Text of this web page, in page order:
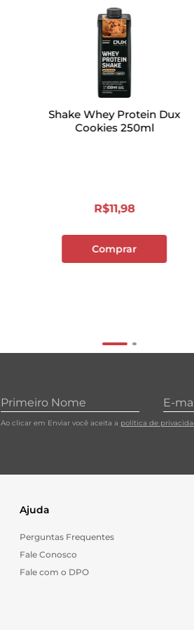
Uma
Shake Whey Protein Dux
Cookies 250ml
R$11,98
Comprar
Ao clicar em Enviar você aceita a política de
Ajuda
Perguntas Frequentes
Fale Conosco
Fale com o DPO